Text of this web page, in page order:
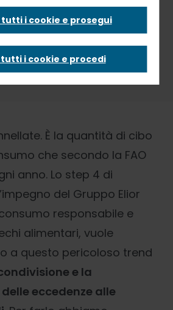
ad alto impatto sociale
È la quantità di cibo
che secondo la FAO
anno. Lo step 4 di
del Gruppo Elior
responsabile e
alimentari, vuole
a questo pericoloso trend
e la
eccedenze alle
i cookie e prosegui
i cookie e procedi